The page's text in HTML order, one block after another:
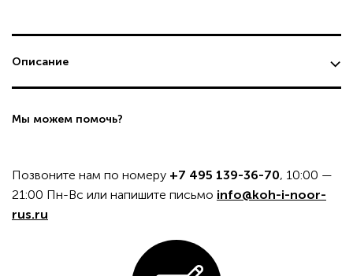
Описание
Мы можем помочь?
Позвоните нам по номеру +7 495 139-36-70, 10:00 —
21:00 Пн-Вс или напишите письмо info@koh-i-noor-
rus.ru